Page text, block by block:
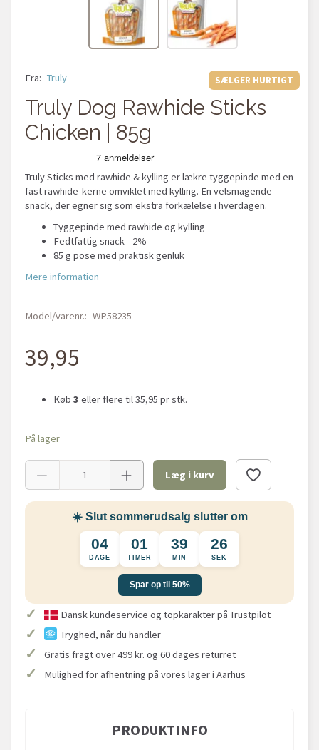
SÆLGER HURTIGT
Fra: Truly
Truly Dog Rawhide Sticks
Chicken | 85g
Truly Sticks med rawhide & kylling er lækre tyggepinde med en
fast rawhide-kerne omviklet med kylling. En velsmagende
snack, der egner sig som ekstra forkælelse i hverdagen.
Tyggepinde med rawhide og kylling
Fedtfattig snack - 2%
85 g pose med praktisk genluk
Mere information
Model/varenr.: WP58235
39,95
Køb 3 eller flere til35,95 pr stk.
På lager
Læg i kurv
☀️ Slut sommerudsalg slutter om
04
DAGE
01
TIMER
39
MIN
26
SEK
Spar op til 50%
✓ Dansk kundeservice og topkarakter på Trustpilot
✓ Tryghed, når du handler
✓ Gratis fragt over 499 kr. og 60 dages returret
✓ Mulighed for afhentning på vores lager i Aarhus
PRODUKTINFO